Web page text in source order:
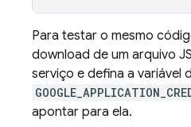
Para testar o mesmo
download de um arquivo
serviço e defina a variável
apontar para ela.